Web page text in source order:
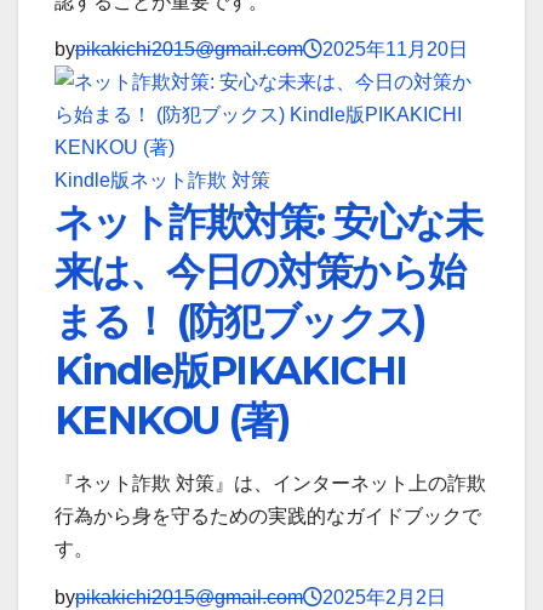
bypikakichi2015@gmail.com 2025年11月20日
Kindle版ネット詐欺 対策
ネット詐欺対策: 安心な未
来は、今日の対策から始
まる！ (防犯ブックス)
Kindle版PIKAKICHI
KENKOU (著)
『ネット詐欺 対策』は、インターネット上の詐欺
行為から身を守るための実践的なガイドブックで
す。
bypikakichi2015@gmail.com 2025年2月2日